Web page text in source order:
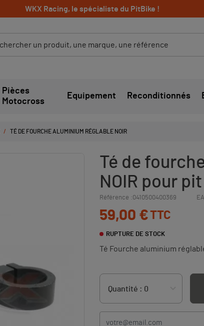
WKX Racing, le spécialiste du PitBike !
Pièces
Motocross
Equipement Reconditionnés
TÉ DE FOURCHE ALUMINIUM RÉGLABLE NOIR
Té de
NOIR pour
Référence :0410500400369
59,00 €TTC
RUPTURE DE STOCK
Té Fourche aluminium